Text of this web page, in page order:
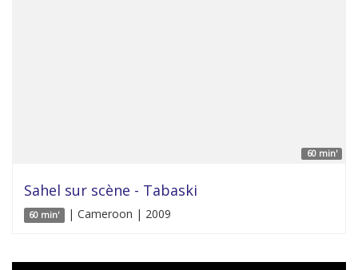
60 min'
Sahel sur scène - Tabaski
60 min' | Cameroon | 2009